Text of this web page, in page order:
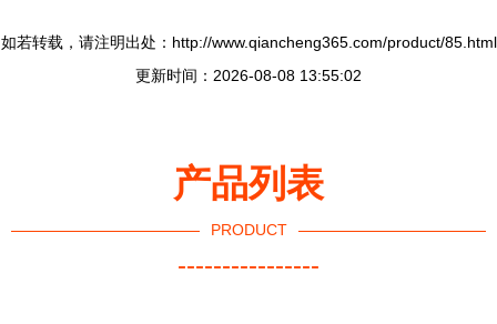
如若转载，请注明出处：http://www.qiancheng365.com/product/85.html
更新时间：2026-08-08 13:55:02
产品列表
PRODUCT
----------------